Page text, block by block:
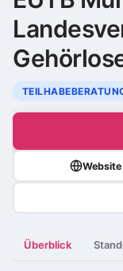
Website
Überblick